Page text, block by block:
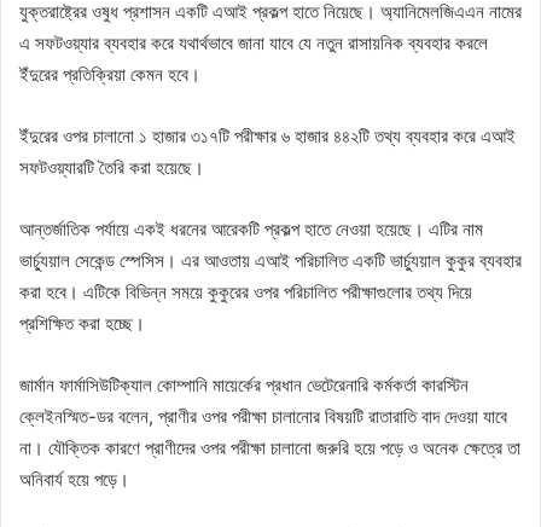
যুক্তরাষ্ট্রের ওষুধ প্রশাসন একটি এআই প্রকল্প হাতে নিয়েছে। অ্যানিমেলজিএএন নামের
এ সফটওয়্যার ব্যবহার করে যথার্থভাবে জানা যাবে যে নতুন রাসায়নিক ব্যবহার করলে
ইঁদুরের প্রতিক্রিয়া কেমন হবে।
ইঁদুরের ওপর চালানো ১ হাজার ৩১৭টি পরীক্ষার ৬ হাজার ৪৪২টি তথ্য ব্যবহার করে এআই
সফটওয়্যারটি তৈরি করা হয়েছে।
আন্তর্জাতিক পর্যায়ে একই ধরনের আরেকটি প্রকল্প হাতে নেওয়া হয়েছে। এটির নাম
ভার্চ্যুয়াল সেকেন্ড স্পেসিস। এর আওতায় এআই পরিচালিত একটি ভার্চ্যুয়াল কুকুর ব্যবহার
করা হবে। এটিকে বিভিন্ন সময়ে কুকুরের ওপর পরিচালিত পরীক্ষাগুলোর তথ্য দিয়ে
প্রশিক্ষিত করা হচ্ছে।
জার্মান ফার্মাসিউটিক্যাল কোম্পানি মায়ের্কের প্রধান ভেটেরেনারি কর্মকর্তা কারস্টিন
ক্লেইনস্মিত-ডর বলেন, প্রাণীর ওপর পরীক্ষা চালানোর বিষয়টি রাতারাতি বাদ দেওয়া যাবে
না। যৌক্তিক কারণে প্রাণীদের ওপর পরীক্ষা চালানো জরুরি হয়ে পড়ে ও অনেক ক্ষেত্রে তা
অনিবার্য হয়ে পড়ে।